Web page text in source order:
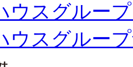
ウスグルー
ウスグルー